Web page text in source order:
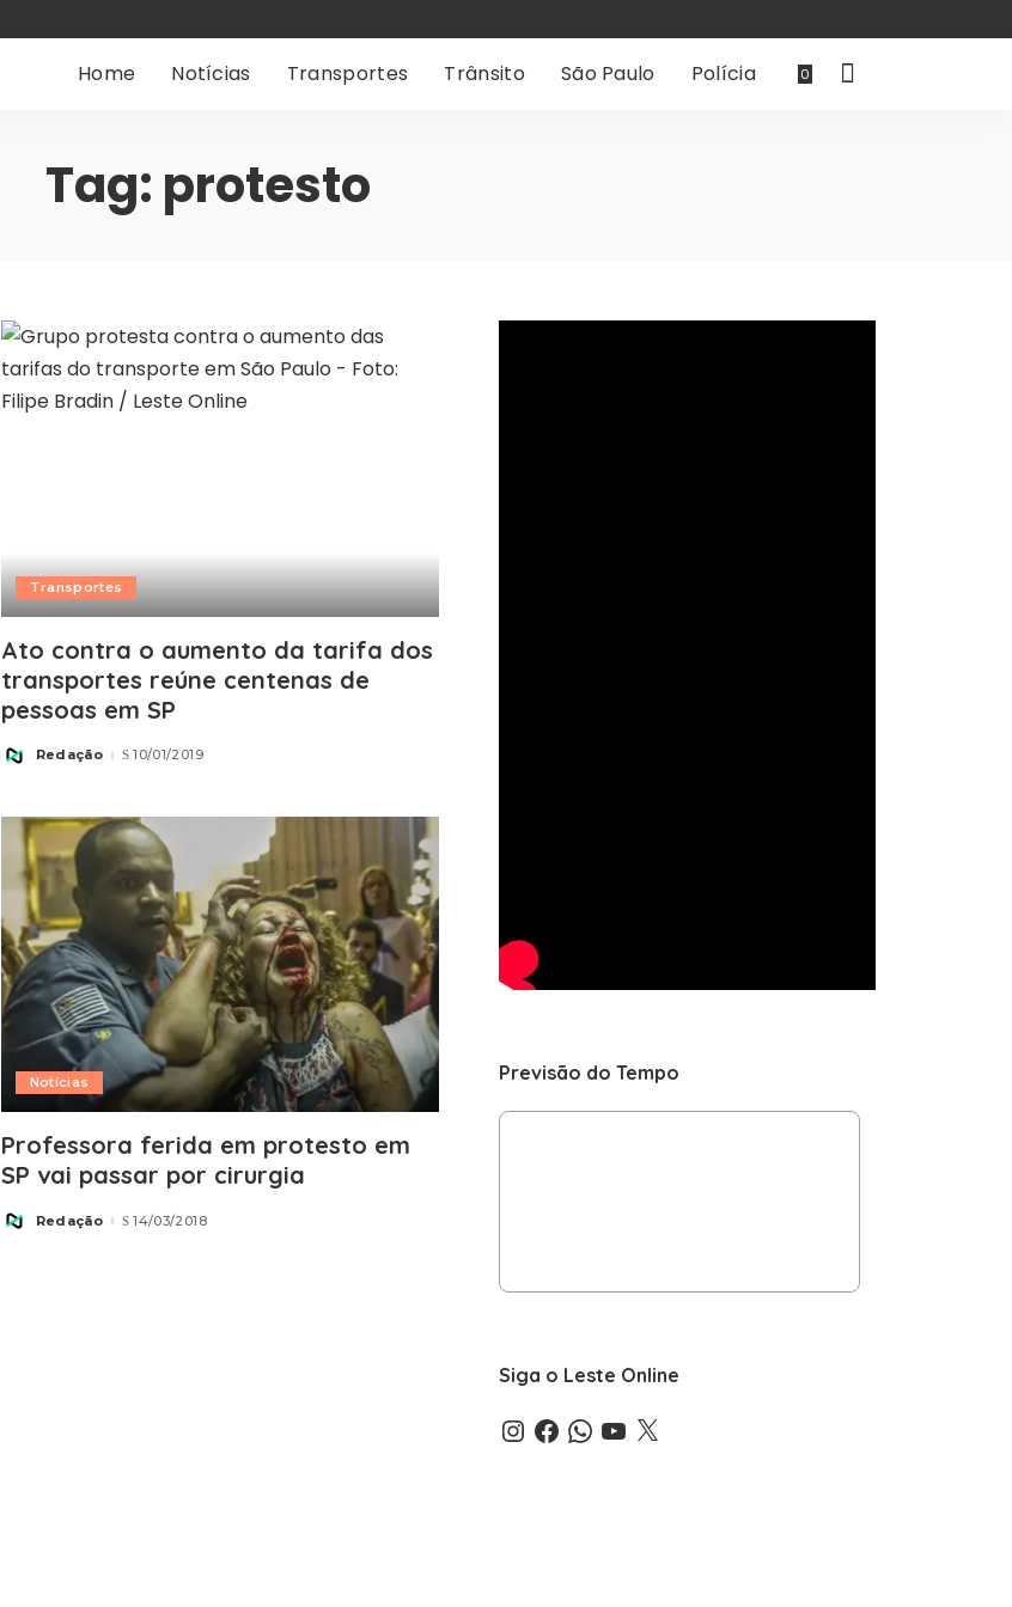
Home Notícias Transportes Trânsito São Paulo Polícia 0
Tag: protesto
Transportes
Ato contra o aumento da tarifa dos
transportes reúne centenas de
pessoas em SP
PostedRedação 10/01/2019
Notícias
Professora ferida em protesto em
SP vai passar por cirurgia
PostedRedação 14/03/2018
Previsão do Tempo
Siga o Leste Online
Instagram
Facebook
WhatsApp
YouTube
X